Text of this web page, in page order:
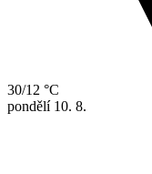
30/12 °C
pondělí 10. 8.